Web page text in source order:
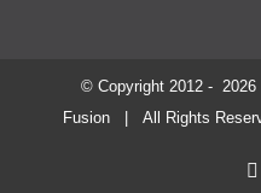
© Copyright 2012 -
Fusion | All Rights